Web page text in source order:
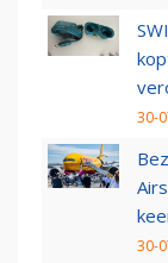
30-
30-